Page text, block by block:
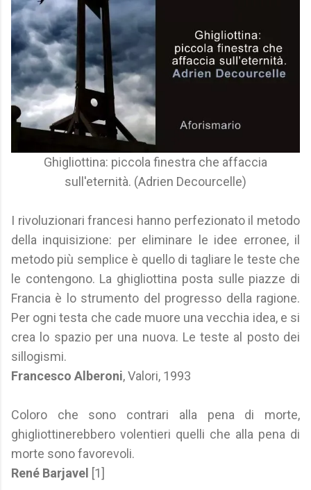
Ghigliottina: piccola finestra che affaccia
sull'eternità. (Adrien Decourcelle)
I rivoluzionari francesi hanno perfezionato il metodo
della inquisizione: per eliminare le idee erronee, il
metodo più semplice è quello di tagliare le teste che
le contengono. La ghigliottina posta sulle piazze di
Francia è lo strumento del progresso della ragione.
Per ogni testa che cade muore una vecchia idea, e si
crea lo spazio per una nuova. Le teste al posto dei
sillogismi.
Francesco Alberoni, Valori, 1993
Coloro che sono contrari alla pena di morte,
ghigliottinerebbero volentieri quelli che alla pena di
morte sono favorevoli.
René Barjavel [1]